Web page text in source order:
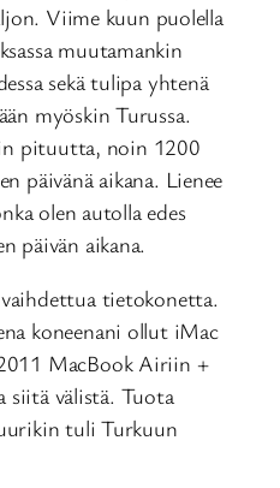
Viime kuun puolella
muutamankin
sekä tulipa yhtenä
myöskin Turussa.
pituutta, noin 1200
päivänä aikana. Lienee
olen autolla edes
päivän aikana.
tietokonetta.
koneenani ollut iMac
MacBook Airiin +
siitä välistä. Tuota
tuli Turkuun